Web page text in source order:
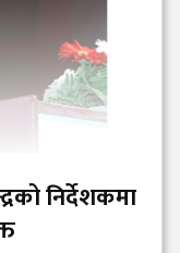
निर्देशकमा